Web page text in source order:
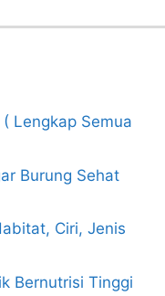
Lengkap Semua
Burung Sehat
Ciri, Jenis
Bernutrisi Tinggi